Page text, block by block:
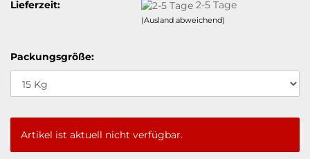
Lieferzeit:
2-5 Tage
(Ausland abweichend)
Packungsgröße:
Artikel ist aktuell nicht verfügbar.